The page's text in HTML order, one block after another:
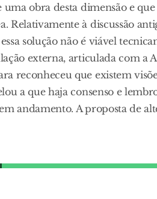
obra desta dimensão e
Relativamente à discussão
solução não é viável
externa, articulada com a
reconheceu que existem
a que haja consenso e
andamento. A proposta de